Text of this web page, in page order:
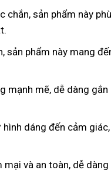
chắn, sản phẩm này
sản phẩm này mang
mạnh mẽ, dễ dàng
dáng đến cảm
và an toàn, dễ